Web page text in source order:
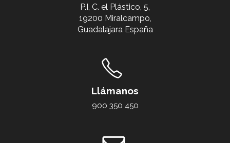
P.I, C. el Plástico, 5,
19200 Miralcampo,
Guadalajara España
Llámanos
900 350 450